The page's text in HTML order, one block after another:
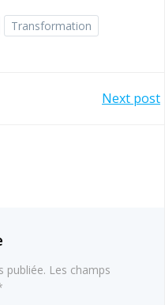
Transformation
Navigation
Next post
publiée. Les champs